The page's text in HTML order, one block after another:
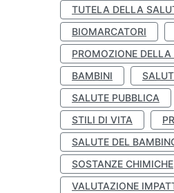
TUTELA DELLA
BIOMARCATORI
PROMOZIONE DELLA
BAMBINI
SALUTE PUBBLICA
STILI DI VITA
SALUTE DEL
SOSTANZE CHIMICHE
VALUTAZIONE